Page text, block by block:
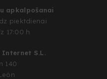
apkalpošanai
piektdienai
17:00 h
S.L.
140